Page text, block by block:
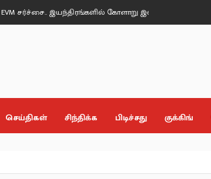
இயந்திரங்களில் கோளாறு இல்லை - தேர்தல் அலுவலர்.
செய்திகள் சிந்திக்க பிடிச்சது குக்கிங்